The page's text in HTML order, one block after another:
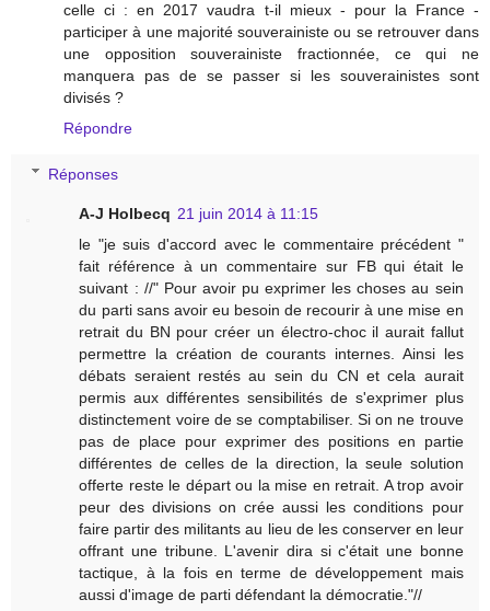
celle ci : en 2017 vaudra t-il mieux - pour la France -
participer à une majorité souverainiste ou se retrouver dans
une opposition souverainiste fractionnée, ce qui ne
manquera pas de se passer si les souverainistes sont
divisés ?
Répondre
Réponses
A-J Holbecq 21 juin 2014 à 11:15
le "je suis d'accord avec le commentaire précédent "
fait référence à un commentaire sur FB qui était le
suivant : //" Pour avoir pu exprimer les choses au sein
du parti sans avoir eu besoin de recourir à une mise en
retrait du BN pour créer un électro-choc il aurait fallut
permettre la création de courants internes. Ainsi les
débats seraient restés au sein du CN et cela aurait
permis aux différentes sensibilités de s'exprimer plus
distinctement voire de se comptabiliser. Si on ne trouve
pas de place pour exprimer des positions en partie
différentes de celles de la direction, la seule solution
offerte reste le départ ou la mise en retrait. A trop avoir
peur des divisions on crée aussi les conditions pour
faire partir des militants au lieu de les conserver en leur
offrant une tribune. L'avenir dira si c'était une bonne
tactique, à la fois en terme de développement mais
aussi d'image de parti défendant la démocratie."//